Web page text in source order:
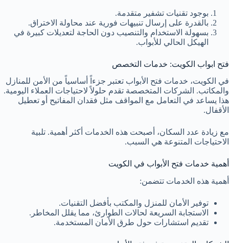
بوجود تقنيات تشفير متقدمة.
بالقدرة على إرسال تنبيهات فورية عند محاولة الاختراق.
بسهولة الاستخدام والتنصيب دون الحاجة لتعديلات كبيرة في
الهيكل الحالي للأبواب.
فتح ابواب الكويت: خدمات التخصص
في الكويت، خدمات فتح الأبواب تعتبر جزءاً أساسياً من الأمن للمنازل
والمكاتب. الشركات المتخصصة تقدم حلولاً لاحتياجات العملاء اليومية.
هذا يساعد في التعامل مع المواقف مثل فقدان المفاتيح أو تعطيل
الأقفال.
مع زيادة عدد السكان، أصبحت هذه الخدمات أكثر أهمية. تلبية
الاحتياجات المتنوعة هي السبب.
أهمية خدمات فتح الأبواب في الكويت
أهمية هذه الخدمات تتضمن:
توفير الأمان للمنزل والمكتب بأفضل التقنيات.
الاستجابة السريعة لحالات الطوارئ، مما يقلل المخاطر.
تقديم استشارات حول طرق الأمان المستخدمة.